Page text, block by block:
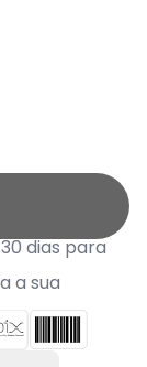
dias para
a sua